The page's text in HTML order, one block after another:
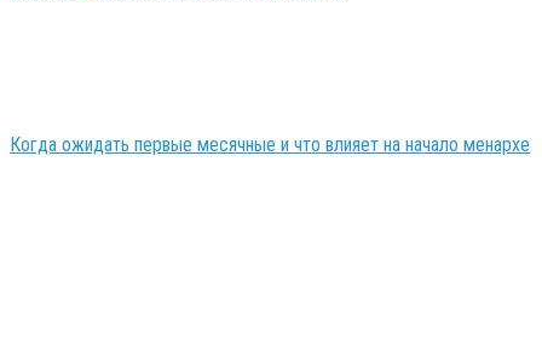
Когда ожидать первые месячные и что влияет на начало менархе